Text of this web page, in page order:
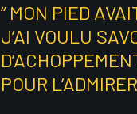
“ MON PIED
J’AI VOULU
POUR